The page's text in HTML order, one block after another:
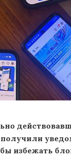
получили
избежать